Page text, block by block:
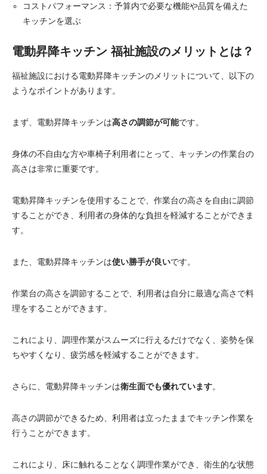
コストパフォーマンス：予算内で必要な機能や品質を備えた
キッチンを選ぶ
電動昇降キッチン 福祉施設のメリットとは？
福祉施設における電動昇降キッチンのメリットについて、以下の
ようなポイントがあります。
まず、電動昇降キッチンは高さの調節が可能です。
身体の不自由な方や車椅子利用者にとって、キッチンの作業台の
高さは非常に重要です。
電動昇降キッチンを使用することで、作業台の高さを自由に調節
することができ、利用者の身体的な負担を軽減することができま
す。
また、電動昇降キッチンは使い勝手が良いです。
作業台の高さを調節することで、利用者は自分に最適な高さで料
理をすることができます。
これにより、調理作業がスムーズに行えるだけでなく、姿勢を保
ちやすくなり、疲労感を軽減することができます。
さらに、電動昇降キッチンは衛生面でも優れています。
高さの調節ができるため、利用者は立ったままでキッチン作業を
行うことができます。
これにより、床に触れることなく調理作業ができ、衛生的な状態